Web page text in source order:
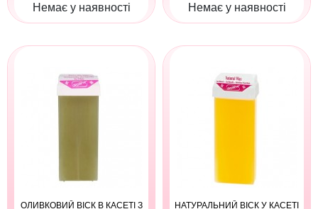
Немає у наявності
Немає у наявності
ОЛИВКОВИЙ ВІСК В КАСЕТІ З НАТУРАЛЬНИЙ ВІСК У КАСЕТІ